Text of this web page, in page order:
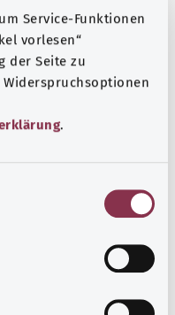
Service-Funktionen
vorlesen“
der Seite zu
.
не
рубриках Пояснично-
не
рубриках
отдела
не